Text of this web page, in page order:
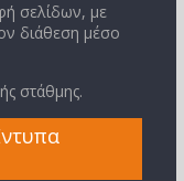
σελίδων, με
διάθεση μέσο
στάθμης.